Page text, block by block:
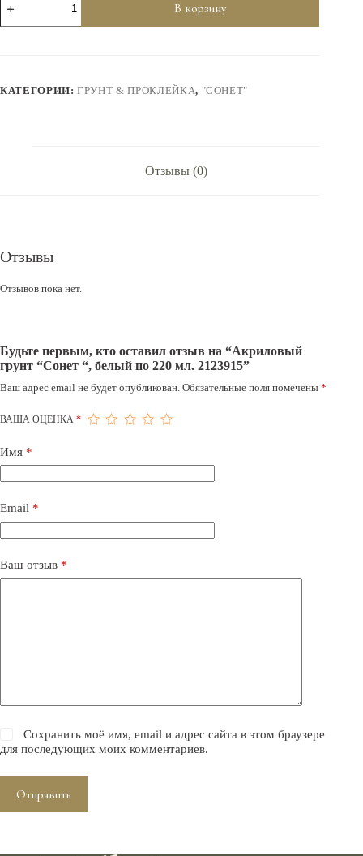
товара
Акриловый
по
В корзину
КАТЕГОРИИ:ГРУНТ & ПРОКЛЕЙКА, "СОНЕТ"
Отзывы (0)
Отзывы
Отзывов пока нет.
Будьте первым, кто оставил отзыв на “Акриловый
грунт “Сонет “, белый по 220 мл. 2123915”
Ваш адрес email не будет опубликован. Обязательные поля помечены *
ВАША ОЦЕНКА *
Имя *
Email *
Ваш отзыв *
Сохранить моё имя, email и адрес сайта в этом браузере
для последующих моих комментариев.
Отправить